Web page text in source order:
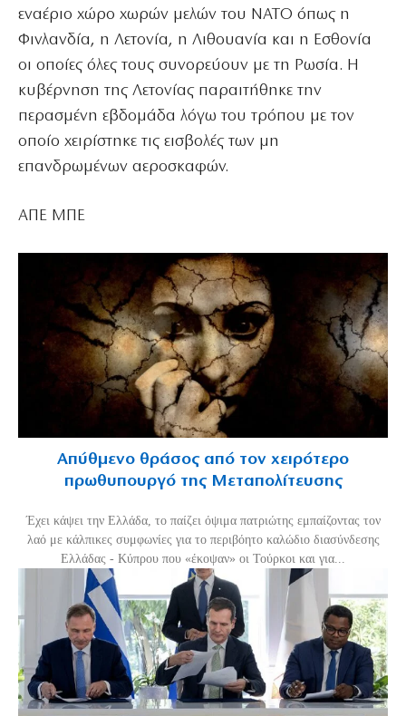
εναέριο χώρο χωρών μελών του ΝΑΤΟ όπως η
Φινλανδία, η Λετονία, η Λιθουανία και η Εσθονία
οι οποίες όλες τους συνορεύουν με τη Ρωσία. Η
κυβέρνηση της Λετονίας παραιτήθηκε την
περασμένη εβδομάδα λόγω του τρόπου με τον
οποίο χειρίστηκε τις εισβολές των μη
επανδρωμένων αεροσκαφών.
ΑΠΕ ΜΠΕ
Απύθμενο θράσος από τον χειρότερο
πρωθυπουργό της Μεταπολίτευσης
Έχει κάψει την Ελλάδα, το παίζει όψιμα πατριώτης εμπαίζοντας τον
λαό με κάλπικες συμφωνίες για το περιβόητο καλώδιο διασύνδεσης
Ελλάδας - Κύπρου που «έκοψαν» οι Τούρκοι και για...